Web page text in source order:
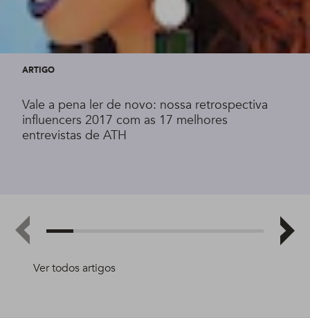
Ver todos artigos
ARTIGO
Vale a pena ler de novo: nossa retrospectiva
influencers 2017 com as 17 melhores
entrevistas de ATH